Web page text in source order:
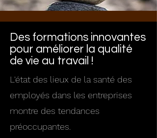
Des formations innovantes
pour améliorer la qualité
de vie au travail !
L'état des lieux de la santé des
employés dans les entreprises
montre des tendances
préoccupantes.